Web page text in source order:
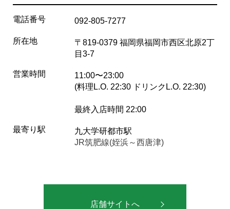
電話番号 092-805-7277
所在地
〒819-0379 福岡県福岡市西区北原2丁
目3-7
営業時間
11:00〜23:00
(料理L.O. 22:30 ドリンクL.O. 22:30)
最終入店時間 22:00
最寄り駅
九大学研都市駅
JR筑肥線(姪浜～西唐津)
店舗サイトへ